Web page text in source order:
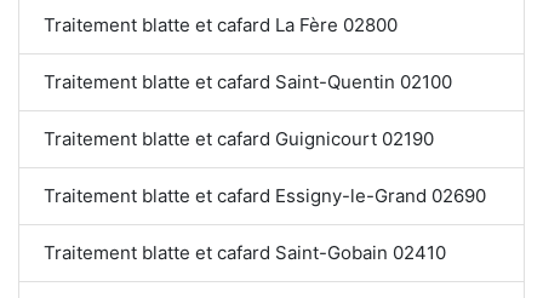
Traitement blatte et cafard La Fère 02800
Traitement blatte et cafard Saint-Quentin 02100
Traitement blatte et cafard Guignicourt 02190
Traitement blatte et cafard Essigny-le-Grand 02690
Traitement blatte et cafard Saint-Gobain 02410